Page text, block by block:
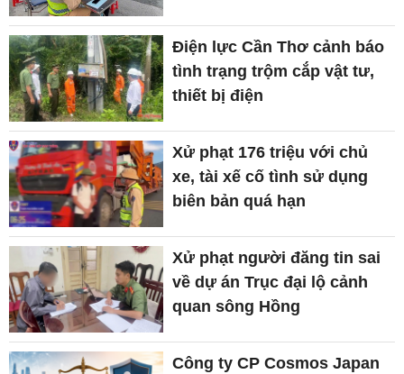
Điện lực Cần Thơ cảnh báo
tình trạng trộm cắp vật tư,
thiết bị điện
Xử phạt 176 triệu với chủ
xe, tài xế cố tình sử dụng
biên bản quá hạn
Xử phạt người đăng tin sai
về dự án Trục đại lộ cảnh
quan sông Hồng
Công ty CP Cosmos Japan